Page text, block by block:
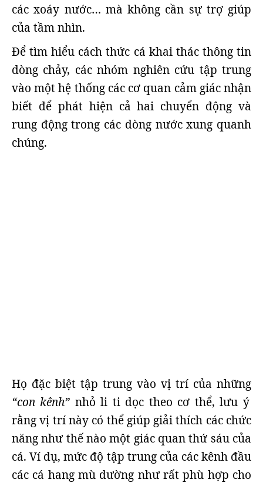
các xoáy nước… mà không cần sự trợ giúp
của tầm nhìn.
Để tìm hiểu cách thức cá khai thác thông tin
dòng chảy, các nhóm nghiên cứu tập trung
vào một hệ thống các cơ quan cảm giác nhận
biết để phát hiện cả hai chuyển động và
rung động trong các dòng nước xung quanh
chúng.
Họ đặc biệt tập trung vào vị trí của những
“con kênh” nhỏ li ti dọc theo cơ thể, lưu ý
rằng vị trí này có thể giúp giải thích các chức
năng như thế nào một giác quan thứ sáu của
cá. Ví dụ, mức độ tập trung của các kênh đầu
các cá hang mù dường như rất phù hợp cho